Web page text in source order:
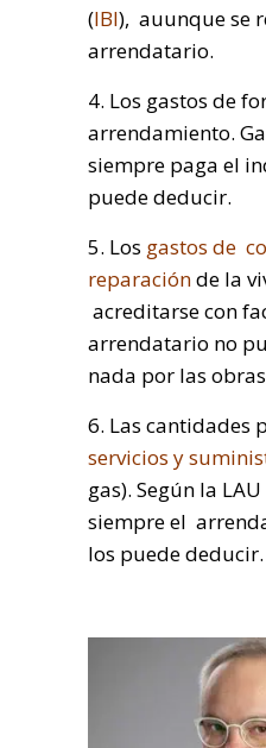
(IBI), auunque se
arrendatario.
4. Los gastos de
arrendamiento.
siempre paga el
puede deducir.
5. Los gastos de
reparaciónde la
acreditarse
arrendatario no
nada por las
6. Las cantidades
servicios y
gas). Según la
siempre el
los puede deducir.